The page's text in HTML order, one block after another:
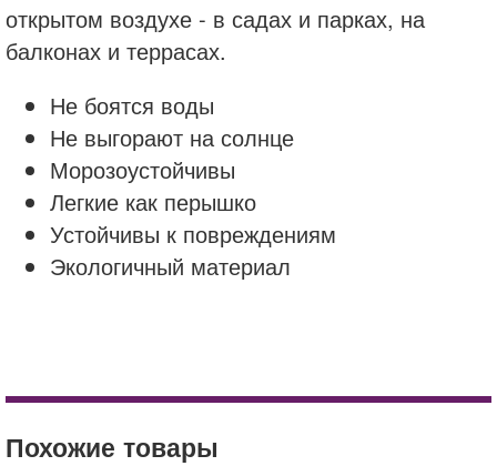
открытом воздухе - в садах и парках, на
балконах и террасах.
Не боятся воды
Не выгорают на солнце
Морозоустойчивы
Легкие как перышко
Устойчивы к повреждениям
Экологичный материал
Гриль-барбекю BST 604
Похожие товары